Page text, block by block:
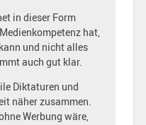
in dieser Form
hat,
und nicht alles
auch gut klar.
Diktaturen und
näher zusammen.
Werbung wäre,